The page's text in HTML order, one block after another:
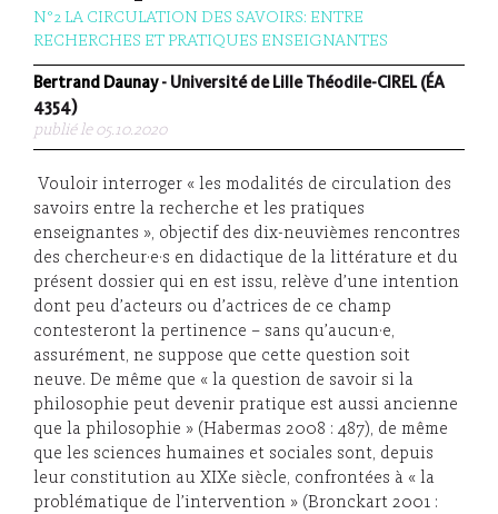
N°2 LA CIRCULATION DES SAVOIRS: ENTRE
RECHERCHES ET PRATIQUES ENSEIGNANTES
Bertrand Daunay- Université de Lille Théodile-CIREL (ÉA
4354)
publié le 05.10.2020
Vouloir interroger « les modalités de circulation des
savoirs entre la recherche et les pratiques
enseignantes », objectif des dix-neuvièmes rencontres
des chercheur·e·s en didactique de la littérature et du
présent dossier qui en est issu, relève d’une intention
dont peu d’acteurs ou d’actrices de ce champ
contesteront la pertinence – sans qu’aucun·e,
assurément, ne suppose que cette question soit
neuve. De même que « la question de savoir si la
philosophie peut devenir pratique est aussi ancienne
que la philosophie » (Habermas 2008 : 487), de même
que les sciences humaines et sociales sont, depuis
leur constitution au XIXe siècle, confrontées à « la
problématique de l’intervention » (Bronckart 2001 :